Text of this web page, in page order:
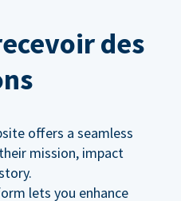
des
offers a seamless
mission, impact
lets you enhance